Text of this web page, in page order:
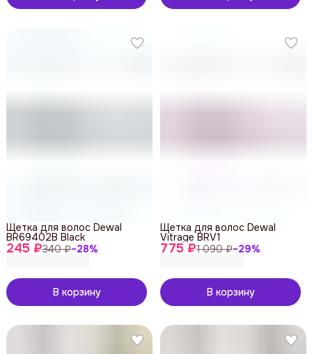
245 ₽340 ₽−28%
Щетка для волос Dewal
BR69402B Black
В корзину
775 ₽1 090 ₽−29%
Щетка для волос Dewal
Vitrage BRV1
В корзину